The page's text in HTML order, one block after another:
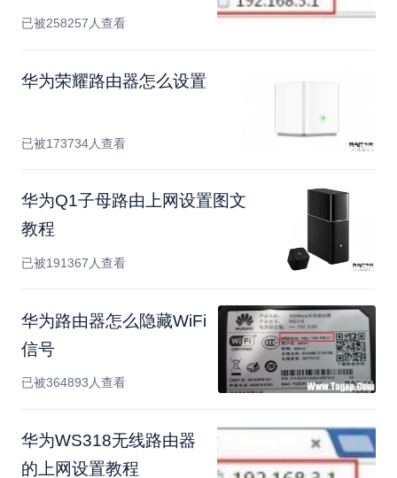
已被258257人查看
华为荣耀路由器怎么设置
已被173734人查看
华为Q1子母路由上网设置图文
教程
已被191367人查看
华为路由器怎么隐藏WiFi
信号
已被364893人查看
华为WS318无线路由器
的上网设置教程